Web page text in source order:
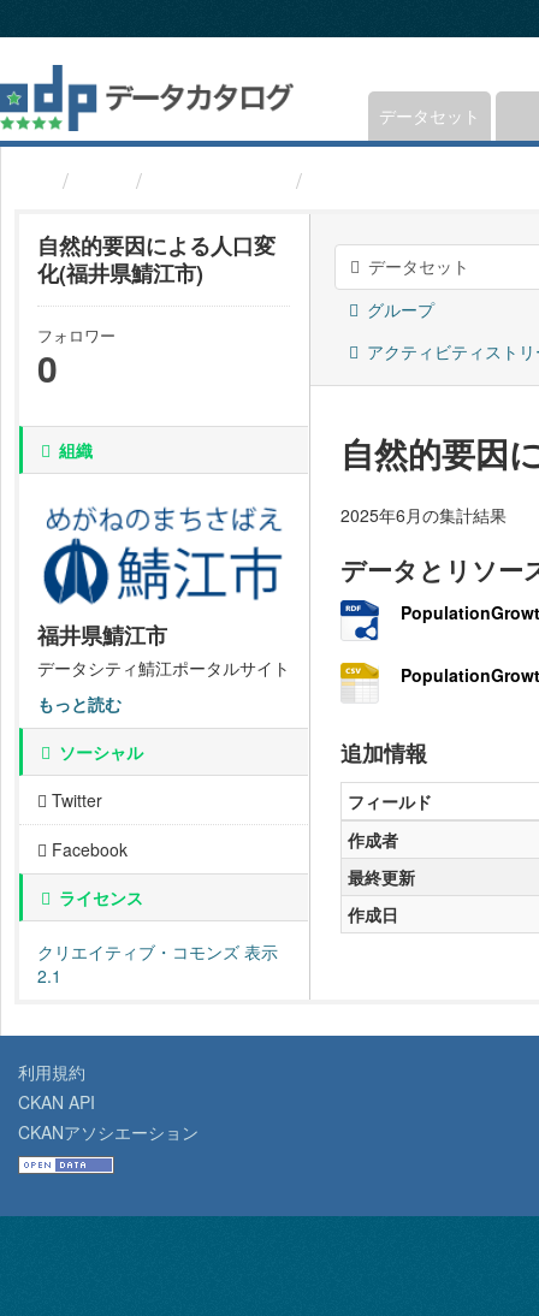
キ
プ
し
て
データセット
自然的要因による人口変
化(福井県鯖江市)
フォロワー
0
組織
福井県鯖江市
データシティ鯖江ポータルサイト
もっと読む
ソーシャル
Twitter
Facebook
ライセンス
クリエイティブ・コモンズ 表示
2.1
データセット
グループ
アクティビティスト
自然的要因
2025年6月の集計結果
データとリソー
追加情報
フィールド
作成者
最終更新
作成日
利用規約
CKAN API
CKANアソシエーション